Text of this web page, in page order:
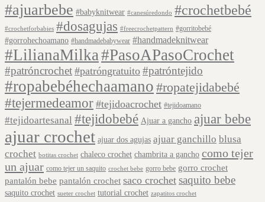
#ajuarbebe #babyknitwear #canesúredondo #crochetbebé
#crochetforbabies #dosagujas #freecrochetpattern #gorritobebé
#gorrohechoamano #handmadebabywear #handmadeknitwear
#LilianaMilka #PasoAPasoCrochet
#patróncrochet #patróngratuito #patróntejido
#ropabebéhechaamano #ropatejidabebé
#tejermedeamor #tejidoacrochet #tejidoamano
#tejidoartesanal #tejidobebé Ajuar a gancho ajuar bebe
ajuar crochet ajuar dos agujas ajuar ganchillo blusa
crochet botitas crochet chaleco crochet chambrita a gancho como tejer
un ajuar como tejer un saquito crochet bebe gorro bebe gorro crochet
pantalón bebe pantalón crochet saco crochet saquito bebe
saquito crochet sueter crochet tutorial crochet zapatitos crochet